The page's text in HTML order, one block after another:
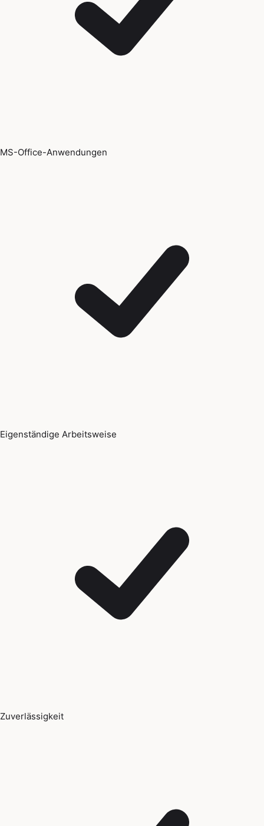
MS-Office-Anwendungen
Eigenständige Arbeitsweise
Zuverlässigkeit